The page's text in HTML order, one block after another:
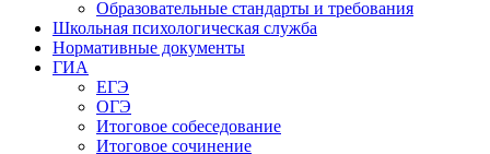
Образовательные стандарты и требования
Школьная психологическая служба
Нормативные документы
ГИА
ЕГЭ
ОГЭ
Итоговое собеседование
Итоговое сочинение